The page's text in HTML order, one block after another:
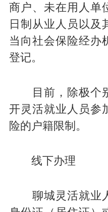
商户、未在用人单
日制从业人员以及
当向社会保险经办
登记。
目前，除极个别
开灵活就业人员参
险的户籍限制。
线下办理
聊城灵活就业人